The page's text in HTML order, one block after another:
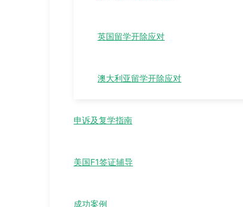
英国留学开除应对
澳大利亚留学开除应对
申诉及复学指南
美国F1签证辅导
成功案例